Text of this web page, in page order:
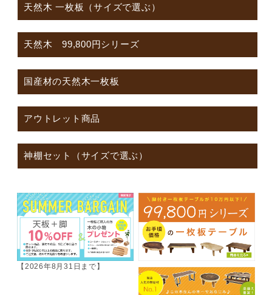
天然木 一枚板（サイズで選ぶ）
天然木 99,800円シリーズ
国産材の天然木一枚板
アウトレット商品
神棚セット（サイズで選ぶ）
【2026年8月31日まで】